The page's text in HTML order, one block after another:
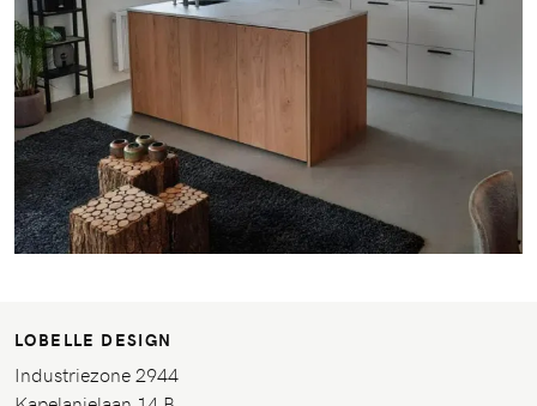
LOBELLE DESIGN
Industriezone 2944